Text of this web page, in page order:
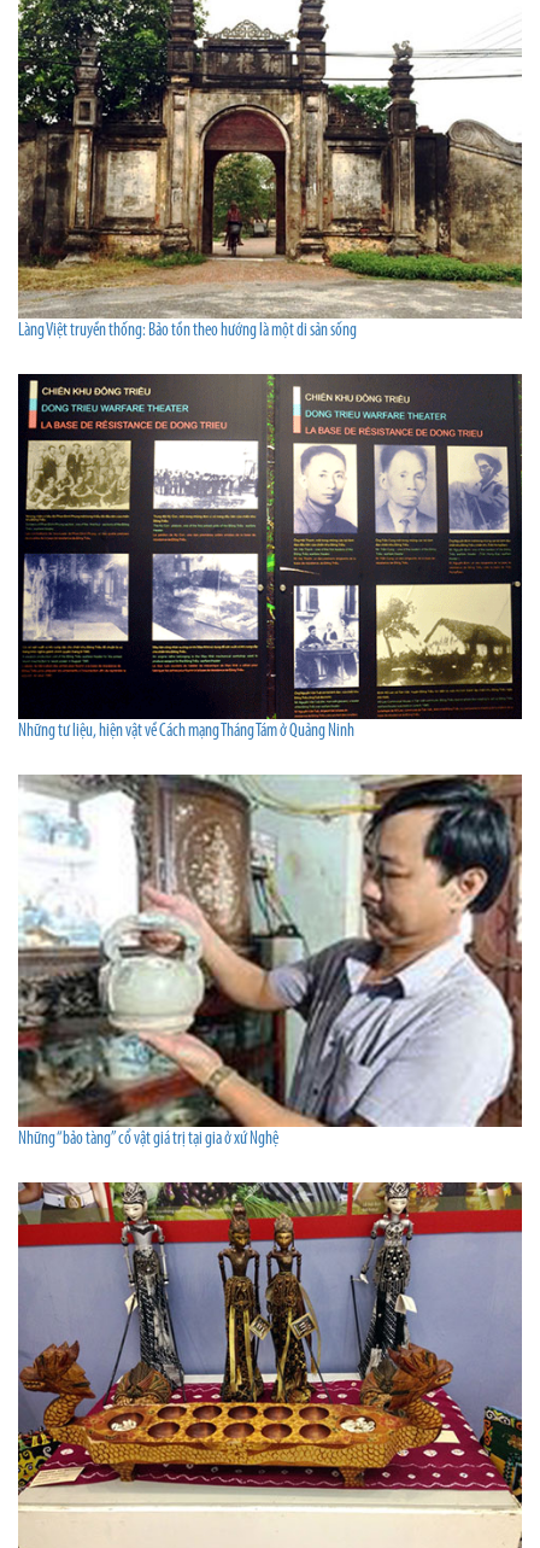
Làng Việt truyền thống: Bảo tồn theo hướng là một di sản sống
Những tư liệu, hiện vật về Cách mạng Tháng Tám ở Quảng Ninh
Những “bảo tàng” cổ vật giá trị tại gia ở xứ Nghệ